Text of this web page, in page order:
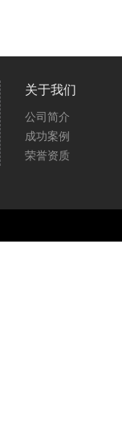
关于我们
公司简介
成功案例
荣誉资质